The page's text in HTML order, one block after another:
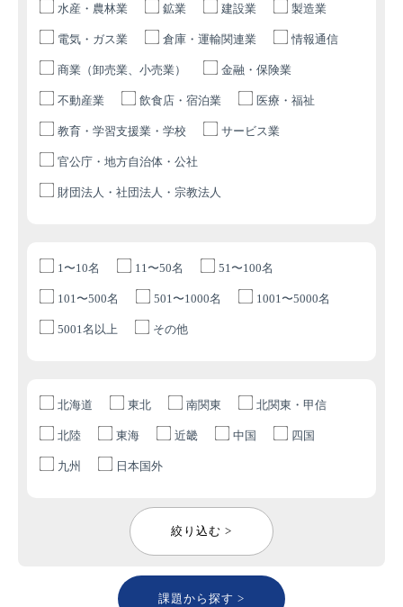
水産・農林業 鉱業 建設業 製造業
電気・ガス業 倉庫・運輸関連業 情報通信
商業（卸売業、小売業） 金融・保険業
不動産業 飲食店・宿泊業 医療・福祉
教育・学習支援業・学校 サービス業
官公庁・地方自治体・公社
財団法人・社団法人・宗教法人
1〜10名 11〜50名 51〜100名
101〜500名 501〜1000名 1001〜5000名
5001名以上 その他
北海道 東北 南関東 北関東・甲信
北陸 東海 近畿 中国 四国
九州 日本国外
絞り込む >
課題から探す >